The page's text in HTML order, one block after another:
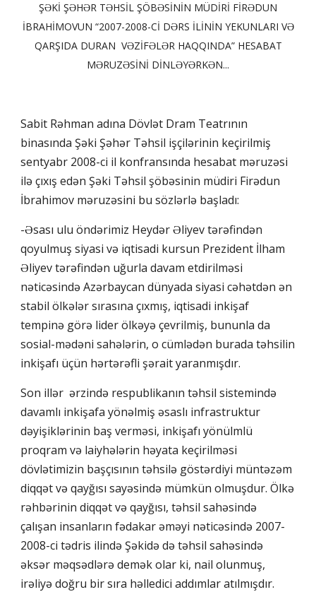
ŞƏKİ ŞƏHƏR TƏHSİL ŞÖBƏSİNİN MÜDİRİ FİRƏDUN
İBRAHİMOVUN “2007-2008-Cİ DƏRS İLİNİN YEKUNLARI VƏ
QARŞIDA DURAN VƏZİFƏLƏR HAQQINDA” HESABAT
MƏRUZƏSİNİ DİNLƏYƏRKƏN...
Sabit Rəhman adına Dövlət Dram Teatrının
binasında Şəki Şəhər Təhsil işçilərinin keçirilmiş
sentyabr 2008-ci il konfransında hesabat məruzəsi
ilə çıxış edən Şəki Təhsil şöbəsinin müdiri Firədun
İbrahimov məruzəsini bu sözlərlə başladı:
-Əsası ulu öndərimiz Heydər Əliyev tərəfindən
qoyulmuş siyasi və iqtisadi kursun Prezident İlham
Əliyev tərəfindən uğurla davam etdirilməsi
nəticəsində Azərbaycan dünyada siyasi cəhətdən ən
stabil ölkələr sırasına çıxmış, iqtisadi inkişaf
tempinə görə lider ölkəyə çevrilmiş, bununla da
sosial-mədəni sahələrin, o cümlədən burada təhsilin
inkişafı üçün hərtərəfli şərait yaranmışdır.
Son illər ərzində respublikanın təhsil sistemində
davamlı inkişafa yönəlmiş əsaslı infrastruktur
dəyişiklərinin baş verməsi, inkişafı yönülmlü
proqram və laiyhələrin həyata keçirilməsi
dövlətimizin başçısının təhsilə göstərdiyi müntəzəm
diqqət və qayğısı sayəsində mümkün olmuşdur. Ölkə
rəhbərinin diqqət və qayğısı, təhsil sahəsində
çalışan insanların fədakar əməyi nəticəsində 2007-
2008-ci tədris ilində Şəkidə də təhsil sahəsində
əksər məqsədlərə demək olar ki, nail olunmuş,
irəliyə doğru bir sıra həlledici addımlar atılmışdır.